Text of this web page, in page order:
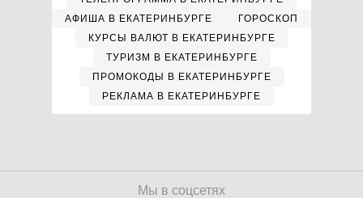
АФИША В ЕКАТЕРИНБУРГЕ
ГОРОСКОП
КУРСЫ ВАЛЮТ В ЕКАТЕРИНБУРГЕ
ТУРИЗМ В ЕКАТЕРИНБУРГЕ
ПРОМОКОДЫ В ЕКАТЕРИНБУРГЕ
РЕКЛАМА В ЕКАТЕРИНБУРГЕ
Мы в соцсетях